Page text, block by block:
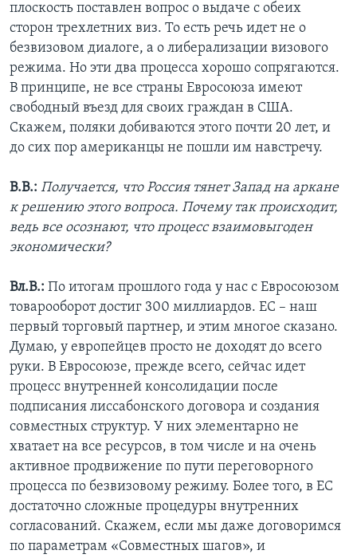
плоскость поставлен вопрос о выдаче с обеих
сторон трехлетних виз. То есть речь идет не о
безвизовом диалоге, а о либерализации визового
режима. Но эти два процесса хорошо сопрягаются.
В принципе, не все страны Евросоюза имеют
свободный въезд для своих граждан в США.
Скажем, поляки добиваются этого почти 20 лет, и
до сих пор американцы не пошли им навстречу.
В.В.: Получается, что Россия тянет Запад на аркане
к решению этого вопроса. Почему так происходит,
ведь все осознают, что процесс взаимовыгоден
экономически?
Вл.В.: По итогам прошлого года у нас с Евросоюзом
товарооборот достиг 300 миллиардов. ЕС – наш
первый торговый партнер, и этим многое сказано.
Думаю, у европейцев просто не доходят до всего
руки. В Евросоюзе, прежде всего, сейчас идет
процесс внутренней консолидации после
подписания лиссабонского договора и создания
совместных структур. У них элементарно не
хватает на все ресурсов, в том числе и на очень
активное продвижение по пути переговорного
процесса по безвизовому режиму. Более того, в ЕС
достаточно сложные процедуры внутренних
согласований. Скажем, если мы даже договоримся
по параметрам «Совместных шагов», и